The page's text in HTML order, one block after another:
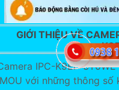
GIỚI THIỆU VỀ
IPC-K9EP-
với những thông